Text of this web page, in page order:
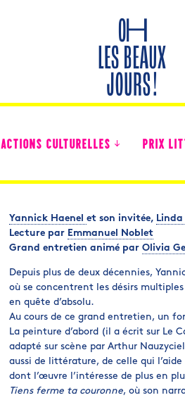
ACTIONS CULTURELLES
Des nouvelles des collégiens
PRIX
Yannick Haenel et son invitée, Linda
Lecture par Emmanuel Noblet
Grand entretien animé par Olivia
Depuis plus de deux décennies,
où se concentrent les désirs
en quête d’absolu.
Au cours de ce grand entretien, un
La peinture d’abord (il a écrit sur Le
adapté sur scène par Arthur
aussi de littérature, de celle qui
dont l’œuvre l’intéresse de plus en
Tiens ferme ta couronne, où son